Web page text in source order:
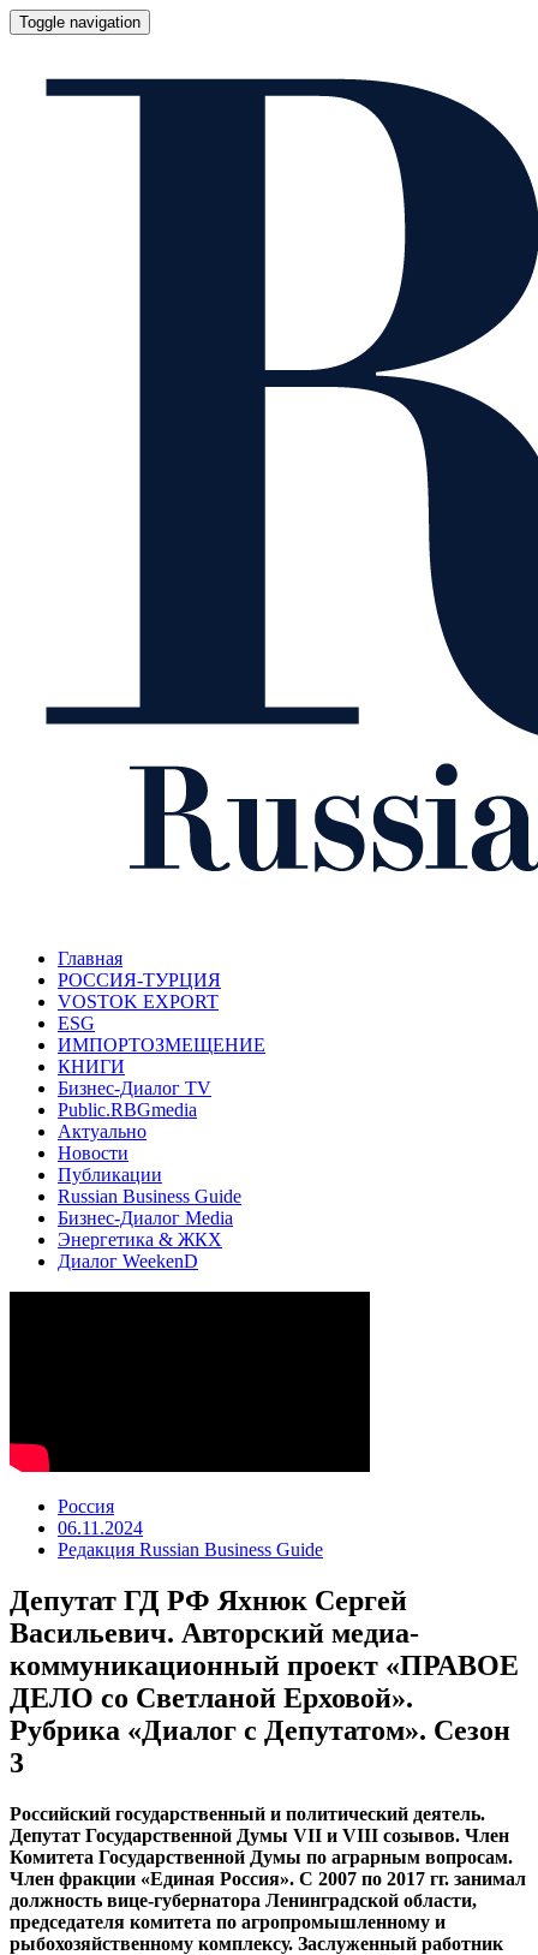
Toggle navigation
Главная
РОССИЯ-ТУРЦИЯ
VOSTOK EXPORT
ESG
ИМПОРТОЗМЕЩЕНИЕ
КНИГИ
Бизнес-Диалог TV
Public.RBGmedia
Актуально
Новости
Публикации
Russian Business Guide
Бизнес-Диалог Media
Энергетика & ЖКХ
Диалог WeekenD
Россия
06.11.2024
Редакция Russian Business Guide
Депутат ГД РФ Яхнюк Сергей
Васильевич. Авторский медиа-
коммуникационный проект «ПРАВОЕ
ДЕЛО со Светланой Ерховой».
Рубрика «Диалог с Депутатом». Сезон
3
Российский государственный и политический деятель.
Депутат Государственной Думы VII и VIII созывов. Член
Комитета Государственной Думы по аграрным вопросам.
Член фракции «Единая Россия». С 2007 по 2017 гг. занимал
должность вице-губернатора Ленинградской области,
председателя комитета по агропромышленному и
рыбохозяйственному комплексу. Заслуженный работник